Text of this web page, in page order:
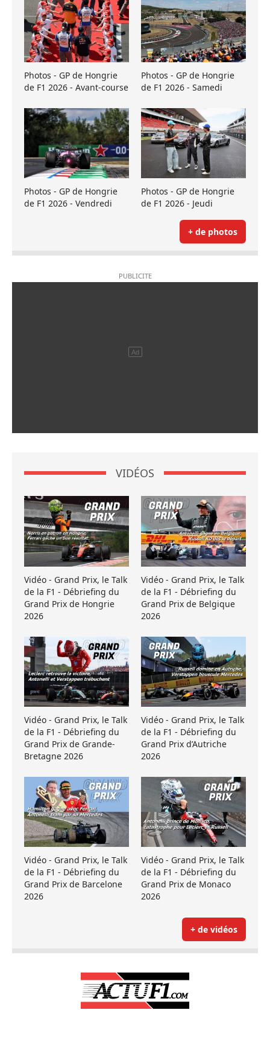
Photos - GP de Hongrie
de F1 2026 - Avant-course
Photos - GP de Hongrie
de F1 2026 - Samedi
Photos - GP de Hongrie
de F1 2026 - Vendredi
Photos - GP de Hongrie
de F1 2026 - Jeudi
+ de photos
VIDÉOS
Vidéo - Grand Prix, le Talk
de la F1 - Débriefing du
Grand Prix de Hongrie
2026
Vidéo - Grand Prix, le Talk
de la F1 - Débriefing du
Grand Prix de Belgique
2026
Vidéo - Grand Prix, le Talk
de la F1 - Débriefing du
Grand Prix de Grande-
Bretagne 2026
Vidéo - Grand Prix, le Talk
de la F1 - Débriefing du
Grand Prix d’Autriche
2026
Vidéo - Grand Prix, le Talk
de la F1 - Débriefing du
Grand Prix de Barcelone
2026
Vidéo - Grand Prix, le Talk
de la F1 - Débriefing du
Grand Prix de Monaco
2026
+ de vidéos